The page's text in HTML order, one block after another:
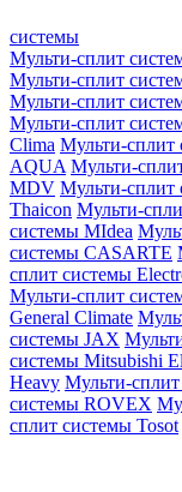
системы
Мульти-сплит
Мульти-сплит
Мульти-сплит
Мульти-сплит
Clima Мульти-сплит
AQUA Мульти-
MDV Мульти-сплит
Thaicon Мульти-
системы MIdea
системы CASARTE
сплит системы
Мульти-сплит
General Climate
системы JAX
системы Mitsubishi
Heavy Мульти-
системы ROVEX
сплит системы Tosot